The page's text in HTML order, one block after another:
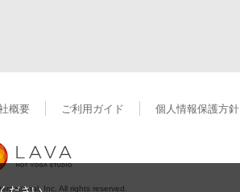
概要 ご利用ガイド 個人情報保護方針
Inc. All rights reserved.